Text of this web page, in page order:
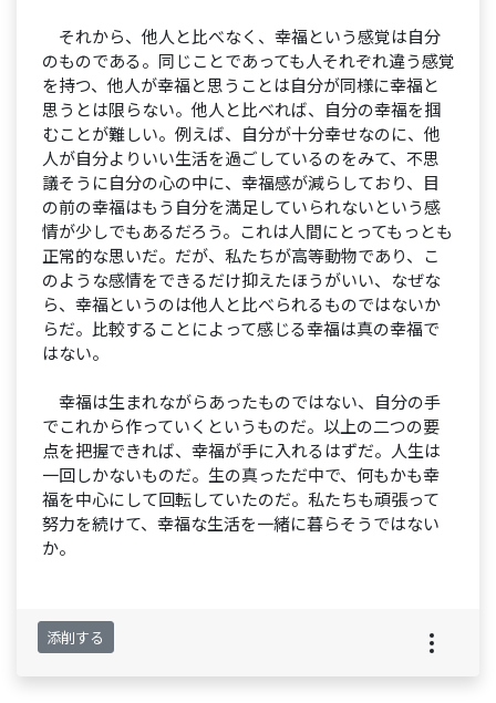
それから、他人と比べなく、幸福という感覚は自分
のものである。同じことであっても人それぞれ違う感覚
を持つ、他人が幸福と思うことは自分が同様に幸福と
思うとは限らない。他人と比べれば、自分の幸福を掴
むことが難しい。例えば、自分が十分幸せなのに、他
人が自分よりいい生活を過ごしているのをみて、不思
議そうに自分の心の中に、幸福感が減らしており、目
の前の幸福はもう自分を満足していられないという感
情が少しでもあるだろう。これは人間にとってもっとも
正常的な思いだ。だが、私たちが高等動物であり、こ
のような感情をできるだけ抑えたほうがいい、なぜな
ら、幸福というのは他人と比べられるものではないか
らだ。比較することによって感じる幸福は真の幸福で
はない。
幸福は生まれながらあったものではない、自分の手
でこれから作っていくというものだ。以上の二つの要
点を把握できれば、幸福が手に入れるはずだ。人生は
一回しかないものだ。生の真っただ中で、何もかも幸
福を中心にして回転していたのだ。私たちも頑張って
努力を続けて、幸福な生活を一緒に暮らそうではない
か。
添削する